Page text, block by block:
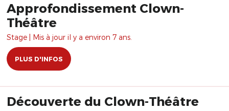
Approfondissement Clown-
Théâtre
Stage | Mis à jour il y a environ 7 ans.
PLUS D'INFOS
Découverte du Clown-Théâtre